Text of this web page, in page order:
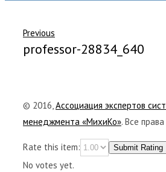
Previous
professor-28834_640
© 2016,Ассоциация экспертов
менеджмента «МихиКо». Все
Rate this item: Submit Rating
No votes yet.